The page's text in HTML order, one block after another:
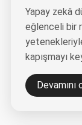
Yapay zekâ
eğlenceli bir
kapışmayı
Devamını